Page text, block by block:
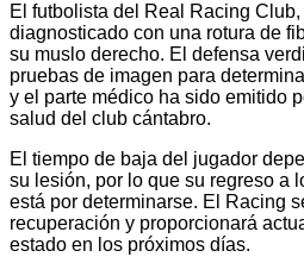
El futbolista del Real Racing
diagnosticado con una rotura de
su muslo derecho. El defensa
pruebas de imagen para
y el parte médico ha sido emitido
salud del club cántabro.
El tiempo de baja del jugador
su lesión, por lo que su regreso a
está por determinarse. El Racing
recuperación y proporcionará
estado en los próximos días.